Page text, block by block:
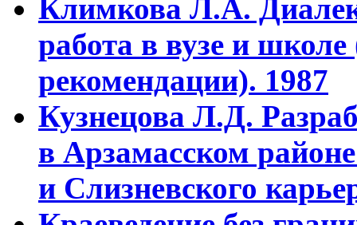
Климкова Л.А.
работа в вузе и
рекомендации). 1987
Кузнецова Л.Д.
в Арзамасском
и Слизневского